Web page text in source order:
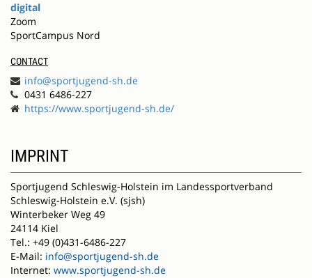
digital
Zoom
SportCampus Nord
CONTACT
info@sportjugend-sh.de
0431 6486-227
https://www.sportjugend-sh.de/
IMPRINT
Sportjugend Schleswig-Holstein im Landessportverband
Schleswig-Holstein e.V. (sjsh)
Winterbeker Weg 49
24114 Kiel
Tel.: +49 (0)431-6486-227
E-Mail: info@sportjugend-sh.de
Internet: www.sportjugend-sh.de